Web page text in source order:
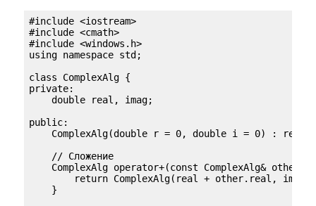
#include <iostream>
#include <cmath>
#include <windows.h>
using namespace std;
class ComplexAlg {
private:
    double real, imag;
public:
ComplexAlg(double r = 0, double i = 0) :
    // Сложение
ComplexAlg operator+(const ComplexAlg& other)
return ComplexAlg(real + other.real, imag
    }